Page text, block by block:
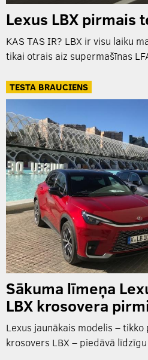
Lexus LBX pirmais
KAS TAS IR? LBX ir visu laiku
tikai otrais aiz supermašīnas
TESTA BRAUCIENS
Sākuma līmeņa
LBX krosovera
Lexus jaunākais modelis –
krosovers LBX – piedāvā